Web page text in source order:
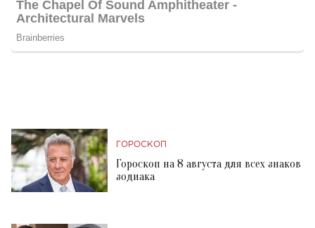
ГОРОСКОП
Гороскоп на 8 августа для всех знаков
зодиака